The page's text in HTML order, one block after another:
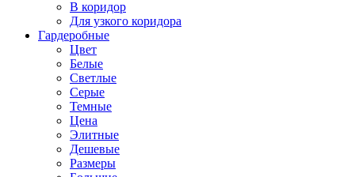
В коридор
Для узкого коридора
Гардеробные
Цвет
Белые
Светлые
Серые
Темные
Цена
Элитные
Дешевые
Размеры